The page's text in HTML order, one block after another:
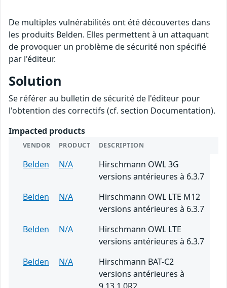
De multiples vulnérabilités ont été découvertes dans
les produits Belden. Elles permettent à un attaquant
de provoquer un problème de sécurité non spécifié
par l'éditeur.
Solution
Se référer au bulletin de sécurité de l'éditeur pour
l'obtention des correctifs (cf. section Documentation).
Impacted products
VENDOR PRODUCT DESCRIPTION
Belden N/A
Hirschmann OWL 3G
versions antérieures à 6.3.7
Belden
N/A
Hirschmann OWL LTE M12
versions antérieures à 6.3.7
Belden
N/A
Hirschmann OWL LTE
versions antérieures à 6.3.7
Belden
N/A
Hirschmann BAT-C2
versions antérieures à